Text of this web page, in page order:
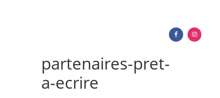
partenaires-pret-
a-ecrire